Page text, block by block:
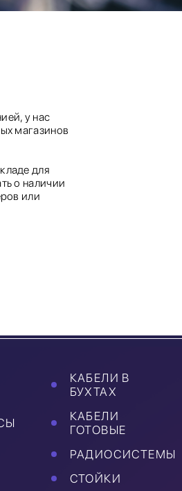
у нас
магазинов
для
о наличии
или
КАБЕЛИ В
БУХТАХ
КАБЕЛИ
ГОТОВЫЕ
РАДИОСИСТЕМЫ
СТОЙКИ